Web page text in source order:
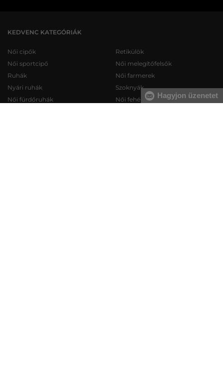
KEDVENC KATEGÓRIÁK
Női cipők
Női sportcipő
Ruhák
Nyári ruhák
Női fürdőruhák
Retikülök
Női melegítőfelsők
Női farmerek
Szoknyák
Női fehérneműkHagyjon üzenetet